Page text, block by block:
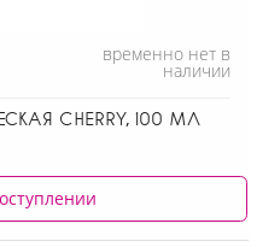
временно нет в
наличии
CHERRY, 100 МЛ